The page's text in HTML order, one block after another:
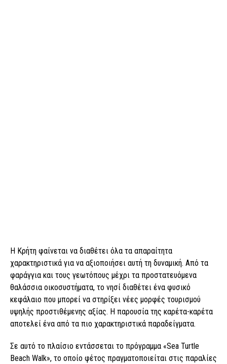
Η Κρήτη φαίνεται να διαθέτει όλα τα απαραίτητα
χαρακτηριστικά για να αξιοποιήσει αυτή τη δυναμική. Από τα
φαράγγια και τους γεωτόπους μέχρι τα προστατευόμενα
θαλάσσια οικοσυστήματα, το νησί διαθέτει ένα φυσικό
κεφάλαιο που μπορεί να στηρίξει νέες μορφές τουρισμού
υψηλής προστιθέμενης αξίας. Η παρουσία της καρέτα-καρέτα
αποτελεί ένα από τα πιο χαρακτηριστικά παραδείγματα.
Σε αυτό το πλαίσιο εντάσσεται το πρόγραμμα «Sea Turtle
Beach Walk», το οποίο φέτος πραγματοποιείται στις παραλίες